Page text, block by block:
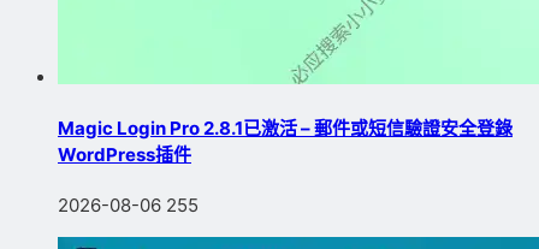
Magic Login Pro 2.8.1已激活 – 郵件或短信驗證安全登錄
WordPress插件
2026-08-06 255